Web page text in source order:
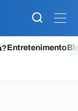
Entretenimento